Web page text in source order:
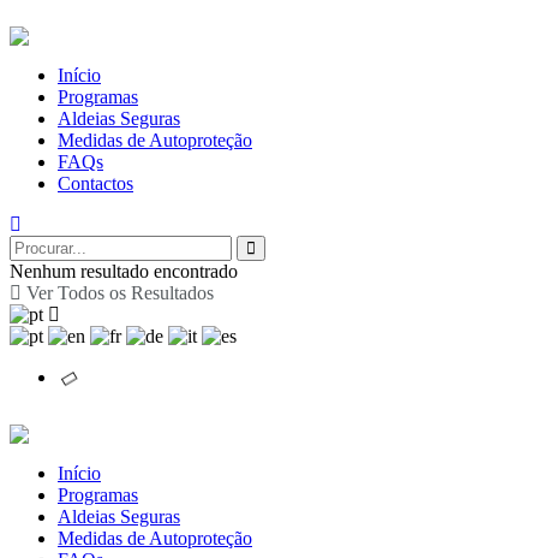
Início
Programas
Aldeias Seguras
Medidas de Autoproteção
FAQs
Contactos
Nenhum resultado encontrado
Ver Todos os Resultados
Início
Programas
Aldeias Seguras
Medidas de Autoproteção